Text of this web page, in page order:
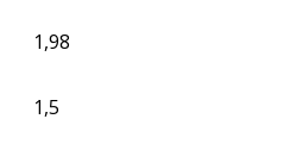
1,98
1,5